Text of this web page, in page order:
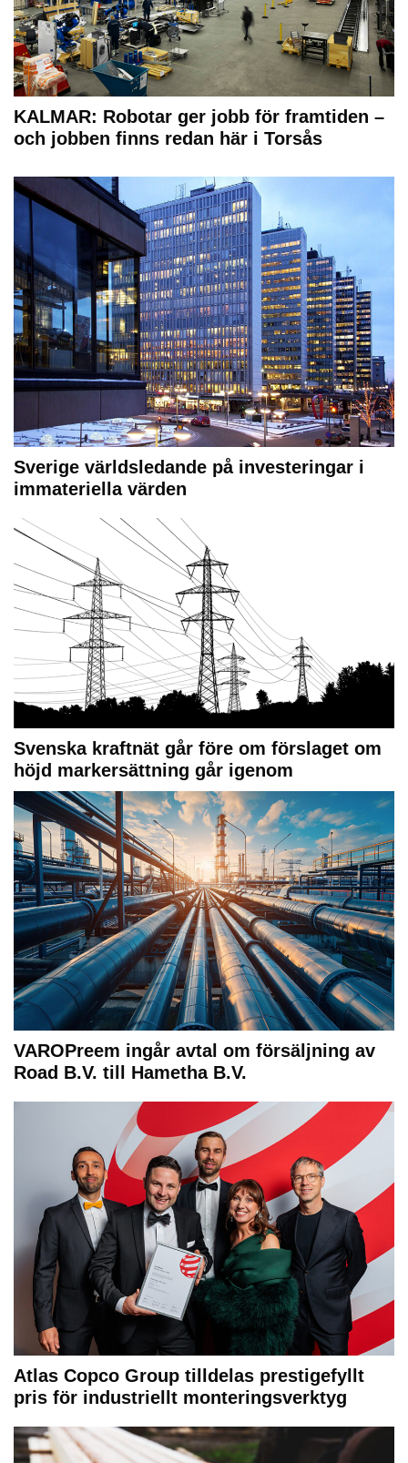
KALMAR: Robotar ger jobb för framtiden –
och jobben finns redan här i Torsås
Sverige världsledande på investeringar i
immateriella värden
Svenska kraftnät går före om förslaget om
höjd markersättning går igenom
VAROPreem ingår avtal om försäljning av
Road B.V. till Hametha B.V.
Atlas Copco Group tilldelas prestigefyllt
pris för industriellt monteringsverktyg